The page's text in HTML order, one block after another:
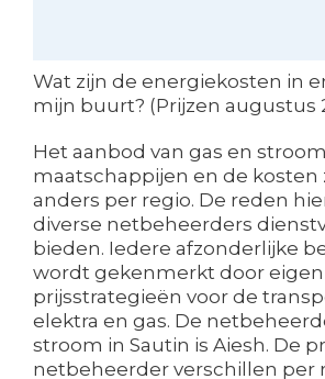
Wat zijn de energiekosten in
mijn buurt? (Prijzen augustus
Het aanbod van gas en stroom
maatschappijen en de kosten
anders per regio. De reden
diverse netbeheerders
bieden. Iedere afzonderlijke
wordt gekenmerkt door eigen
prijsstrategieën voor de
elektra en gas. De
stroom in Sautin is Aiesh. De
netbeheerder verschillen per